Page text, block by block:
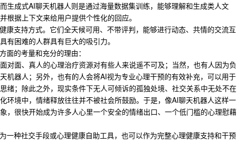
成式AI聊天机器人则是通过海量数据集训练， 能够理解和生成类人文
根据上下文来给用户提供个性化的回应。
康支持方式。它们全天候可用、不带评判，能够进行动态、共情的交流互
有困难的人群具有巨大的吸引力。
面的考量和充分的理由：
对面、真人的心理治疗资源对有些人来说遥不可及；当然，也有人因为负
机器人；另外，也有的人会将AI视为专业心理干预的有效补充，可以用于
绪；除此之外，现实条件下无人可倾诉的孤独处境、社交关系中无处不在
环境中，情绪释放往往并不被社会所鼓励。于是，像AI聊天机器人这样一
，很快开始成为许多人心里一个安全的情绪出口、一个低门槛的心理慰藉
一种社交手段或心理健康自助工具，也可以作为完整心理健康支持和干预